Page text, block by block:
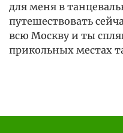
для меня в
путешествовать
всю Москву и ты
прикольных местах